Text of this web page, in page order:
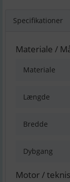
Specifikationer
Materiale /
Materiale
Længde
Bredde
Dybgang
Motor /